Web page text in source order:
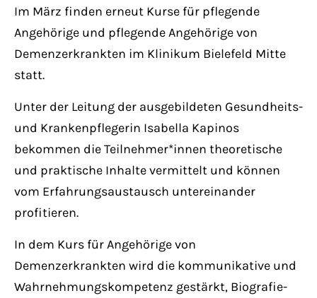
Have any questions?
+44 1234 567 890
Drop us a line
About us
Lorem ipsum dolor sit amet, consectetuer
adipiscing elit.
Aenean commodo ligula eget dolor. Aenean
massa. Cum sociis natoque penatibus et
magnis dis parturient montes, nascetur
ridiculus mus. Donec quam felis, ultricies
Im März finden erneut Kurse für pflegende
Angehörige und pflegende Angehörige von
Demenzerkrankten im Klinikum Bielefeld Mitte
statt.
Unter der Leitung der ausgebildeten Gesundheits-
und Krankenpflegerin Isabella Kapinos
bekommen die Teilnehmer*innen theoretische
und praktische Inhalte vermittelt und können
vom Erfahrungsaustausch untereinander
profitieren.
In dem Kurs für Angehörige von
Demenzerkrankten wird die kommunikative und
Wahrnehmungskompetenz gestärkt, Biografie-